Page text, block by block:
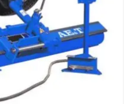
по телефону или через